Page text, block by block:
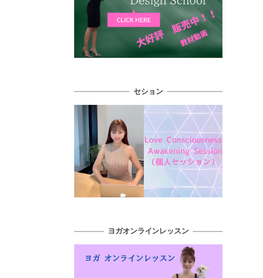
セション
ヨガオンラインレッスン